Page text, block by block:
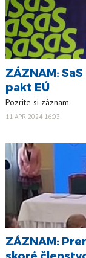
ZÁZNAM:
pakt EÚ
Pozrite si záznam.
11 APR 2024 16:03
ZÁZNAM:
skoré